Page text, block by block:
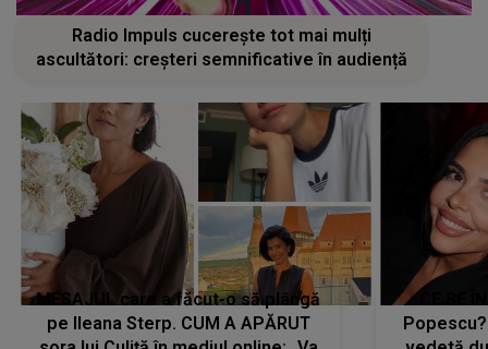
Radio Impuls cucerește tot mai mulți
ascultători: creșteri semnificative în audiență
MESAJUL care a făcut-o să plângă
pe Ileana Sterp. CUM A APĂRUT